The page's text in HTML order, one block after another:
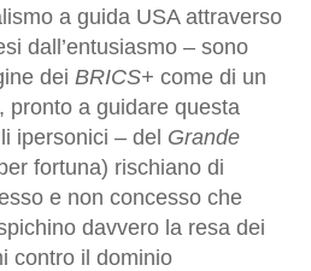
a guida USA attraverso
dall’entusiasmo – sono
dei BRICS+ come di un
pronto a guidare questa
ipersonici – del Grande
fortuna) rischiano di
e non concesso che
davvero la resa dei
contro il dominio